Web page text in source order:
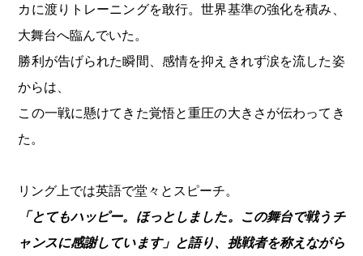
カに渡りトレーニングを敢行。世界基準の強化を積み、
大舞台へ臨んでいた。
勝利が告げられた瞬間、感情を抑えきれず涙を流した姿
からは、
この一戦に懸けてきた覚悟と重圧の大きさが伝わってき
た。
リング上では英語で堂々とスピーチ。
「とてもハッピー。ほっとしました。この舞台で戦うチ
ャンスに感謝しています」と語り、挑戦者を称えながら